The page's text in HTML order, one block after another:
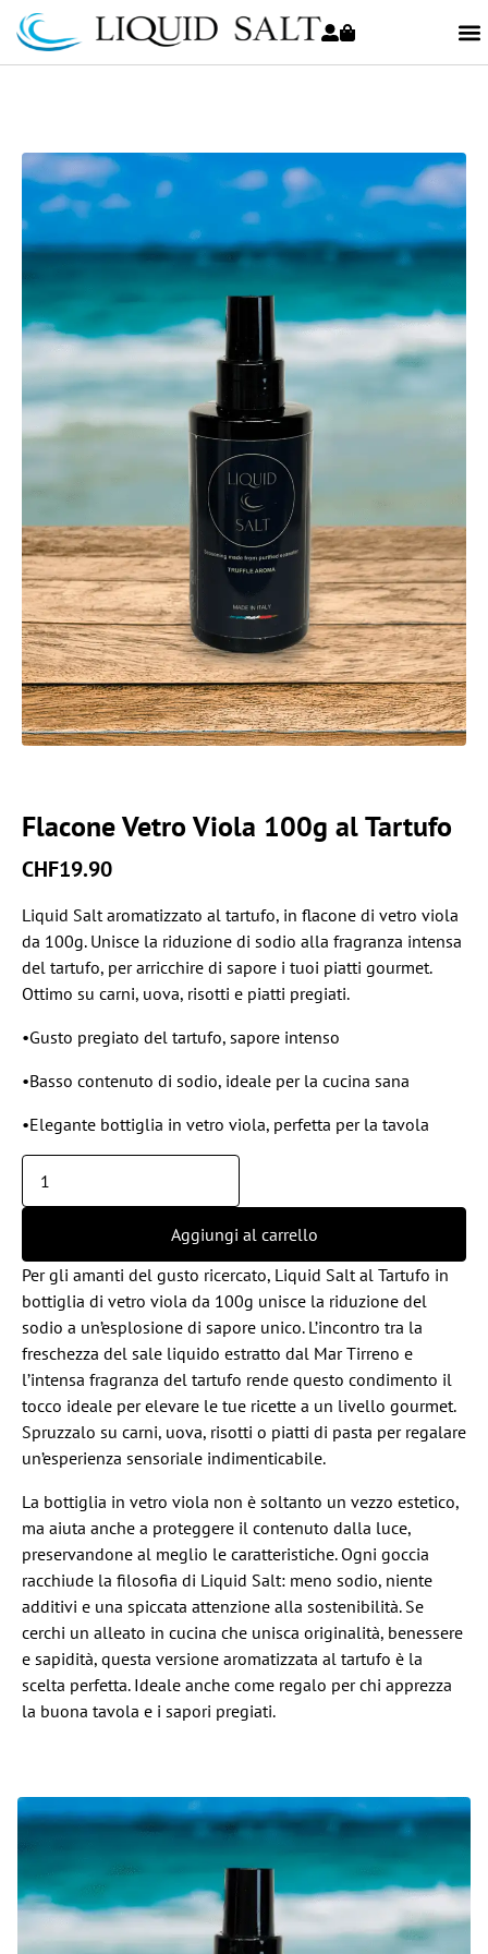
Flacone Vetro Viola 100g al Tartufo
CHF19.90
Liquid Salt aromatizzato al tartufo, in flacone di vetro viola
da 100g. Unisce la riduzione di sodio alla fragranza intensa
del tartufo, per arricchire di sapore i tuoi piatti gourmet.
Ottimo su carni, uova, risotti e piatti pregiati.
•Gusto pregiato del tartufo, sapore intenso
•Basso contenuto di sodio, ideale per la cucina sana
•Elegante bottiglia in vetro viola, perfetta per la tavola
Aggiungi al carrello
Per gli amanti del gusto ricercato, Liquid Salt al Tartufo in
bottiglia di vetro viola da 100g unisce la riduzione del
sodio a un’esplosione di sapore unico. L’incontro tra la
freschezza del sale liquido estratto dal Mar Tirreno e
l’intensa fragranza del tartufo rende questo condimento il
tocco ideale per elevare le tue ricette a un livello gourmet.
Spruzzalo su carni, uova, risotti o piatti di pasta per regalare
un’esperienza sensoriale indimenticabile.
La bottiglia in vetro viola non è soltanto un vezzo estetico,
ma aiuta anche a proteggere il contenuto dalla luce,
preservandone al meglio le caratteristiche. Ogni goccia
racchiude la filosofia di Liquid Salt: meno sodio, niente
additivi e una spiccata attenzione alla sostenibilità. Se
cerchi un alleato in cucina che unisca originalità, benessere
e sapidità, questa versione aromatizzata al tartufo è la
scelta perfetta. Ideale anche come regalo per chi apprezza
la buona tavola e i sapori pregiati.